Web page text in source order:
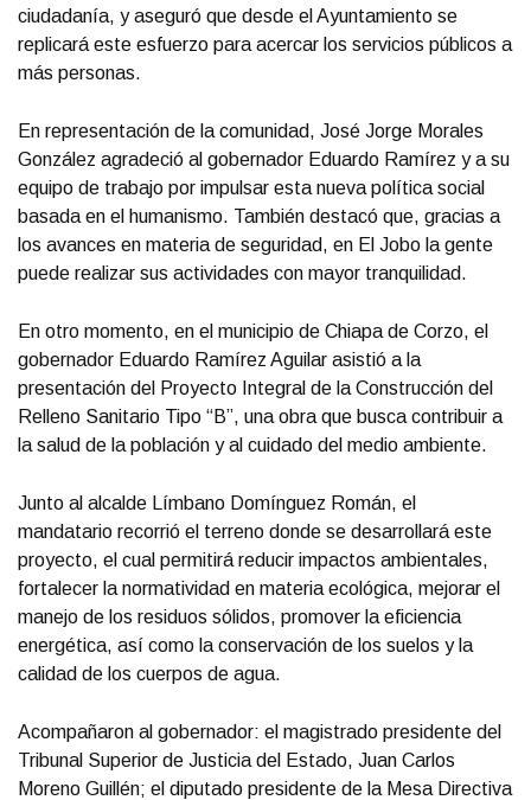
ciudadanía, y aseguró que desde el Ayuntamiento se
replicará este esfuerzo para acercar los servicios públicos a
más personas.
En representación de la comunidad, José Jorge Morales
González agradeció al gobernador Eduardo Ramírez y a su
equipo de trabajo por impulsar esta nueva política social
basada en el humanismo. También destacó que, gracias a
los avances en materia de seguridad, en El Jobo la gente
puede realizar sus actividades con mayor tranquilidad.
En otro momento, en el municipio de Chiapa de Corzo, el
gobernador Eduardo Ramírez Aguilar asistió a la
presentación del Proyecto Integral de la Construcción del
Relleno Sanitario Tipo “B”, una obra que busca contribuir a
la salud de la población y al cuidado del medio ambiente.
Junto al alcalde Límbano Domínguez Román, el
mandatario recorrió el terreno donde se desarrollará este
proyecto, el cual permitirá reducir impactos ambientales,
fortalecer la normatividad en materia ecológica, mejorar el
manejo de los residuos sólidos, promover la eficiencia
energética, así como la conservación de los suelos y la
calidad de los cuerpos de agua.
Acompañaron al gobernador: el magistrado presidente del
Tribunal Superior de Justicia del Estado, Juan Carlos
Moreno Guillén; el diputado presidente de la Mesa Directiva